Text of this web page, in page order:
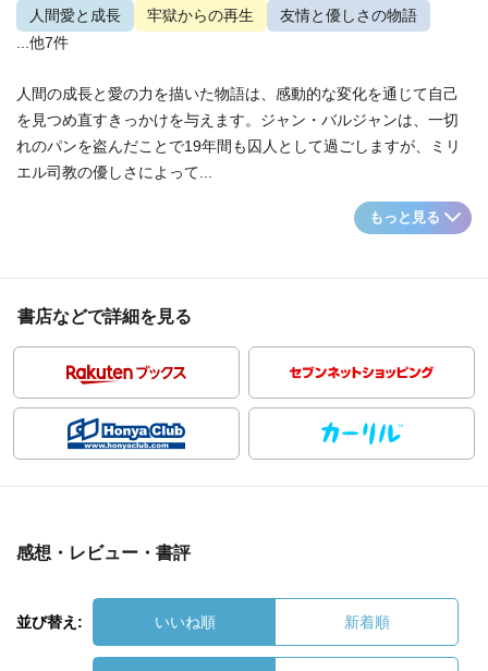
人間愛と成長 牢獄からの再生
友情と優しさの物語
...他7件
人間の成長と愛の力を描いた物語は、感動的な変化を通じて自己
を見つめ直すきっかけを与えます。ジャン・バルジャンは、一切
れのパンを盗んだことで19年間も囚人として過ごしますが、ミリ
エル司教の優しさによって...
もっと見る
書店などで詳細を見る
感想・レビュー・書評
並び替え: いいね順 新着順